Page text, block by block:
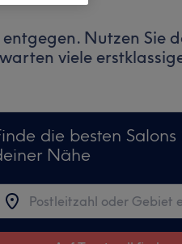
Nutzen Sie
viele
die besten Salons
Nähe